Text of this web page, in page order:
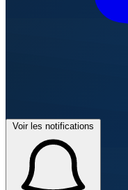
Voir les notifications